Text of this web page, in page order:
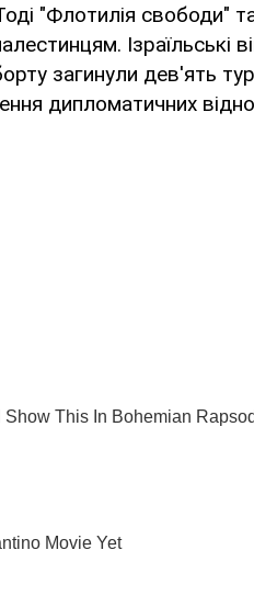
"Флотилія свободи"
Ізраїльські
загинули дев'ять
дипломатичних